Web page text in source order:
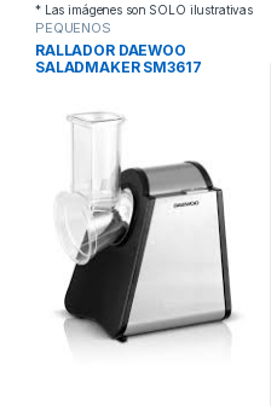
* Las imágenes son SOLO ilustrativas
PEQUEÑOS
ELECTRODOMESTICOS
RALLADORES
RALLADOR DAEWOO
SALADMAKER SM3617